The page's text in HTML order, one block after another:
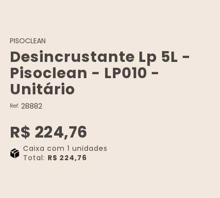
PISOCLEAN
Desincrustante Lp 5L -
Pisoclean - LP010 -
Unitário
Ref: 28882
R$ 224,76
Caixa com 1 unidades
Total: R$ 224,76